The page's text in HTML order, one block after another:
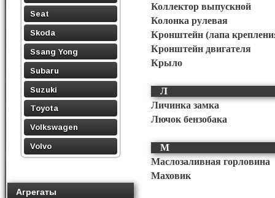
Seat
Skoda
Ssang Yong
Subaru
Suzuki
Toyota
Volkswagen
Volvo
Агрегаты
Коллектор выпускной
Колонка рулевая
Кронштейн (лапа
Кронштейн двигателя
Крыло
Л
Личинка замка
Лючок бензобака
М
Маслозаливная горловина
Маховик